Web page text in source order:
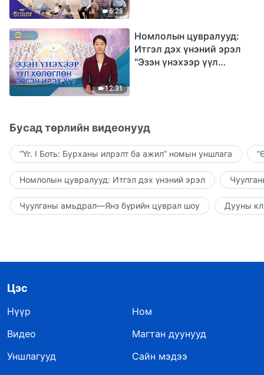
6:28
12:31
Номлолын цувралууд:
Итгэл дэх үнэний эрэл
"Эзэн үнэхээр үүл
Бусад төрлийн видеонууд
“Үг. I Боть: Бурханы илрэлт ба ажил” номын уншлага
Номлолын цувралууд: Итгэл дэх үнэний эрэл
Чуулганы амьдрал—Янз бүрийн цуврал шоу Дууны
Цэс
Нүүр
Ном
Видео
Магтан дуунууд
Уншлагууд
Сайн мэдээ